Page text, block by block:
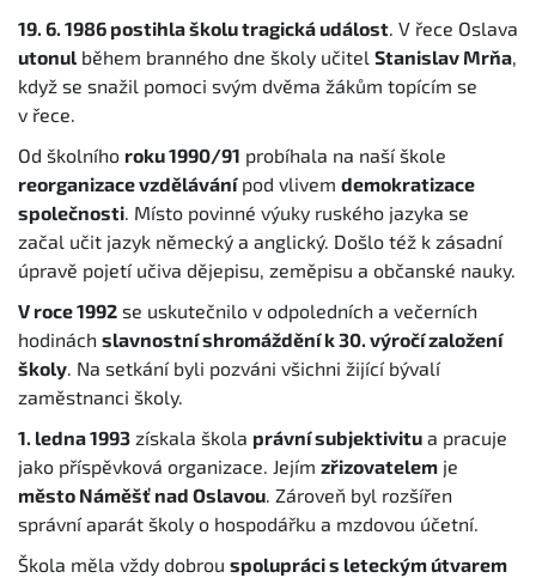
19. 6. 1986 postihla školu tragická událost. V řece Oslava
utonul během branného dne školy učitel Stanislav Mrňa,
když se snažil pomoci svým dvěma žákům topícím se
v řece.
Od školního roku 1990/91 probíhala na naší škole
reorganizace vzdělávánípod vlivem demokratizace
společnosti. Místo povinné výuky ruského jazyka se
začal učit jazyk německý a anglický. Došlo též k zásadní
úpravě pojetí učiva dějepisu, zeměpisu a občanské nauky.
V roce 1992 se uskutečnilo v odpoledních a večerních
hodinách slavnostní shromáždění k 30. výročí založení
školy. Na setkání byli pozváni všichni žijící bývalí
zaměstnanci školy.
1. ledna 1993 získala škola právní subjektivitu a pracuje
jako příspěvková organizace. Jejím zřizovatelem je
město Náměšť nad Oslavou. Zároveň byl rozšířen
správní aparát školy o hospodářku a mzdovou účetní.
Škola měla vždy dobrou spolupráci s leteckým útvarem